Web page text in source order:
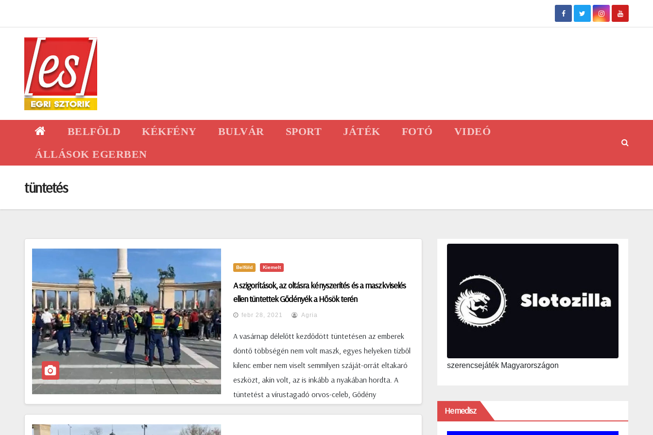
content
BELFÖLD KÉKFÉNY BULVÁR SPORT JÁTÉK FOTÓ
VIDEÓ
ÁLLÁSOK EGERBEN
tüntetés
Belföld Kiemelt
A szigorítások, az oltásra kényszerítés és a maszkviselés
ellen tüntettek Gődényék a Hősök terén
febr 28, 2021 Agria
A vasárnap délelőtt kezdődött tüntetésen az emberek
döntő többségén nem volt maszk, egyes helyeken tízből
kilenc ember nem viselt semmilyen száját-orrát eltakaró
eszközt, akin volt, az is inkább a nyakában hordta. A
tüntetést a vírustagadó orvos-celeb, Gődény
szerencsejáték Magyarországon
Hemedisz